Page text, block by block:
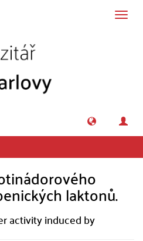
laktonů.
activity induced by